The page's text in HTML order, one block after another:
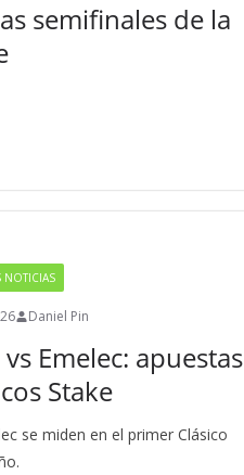
semifinales de la
NOTICIAS
Daniel Pin
Emelec: apuestas
Stake
se miden en el primer Clásico